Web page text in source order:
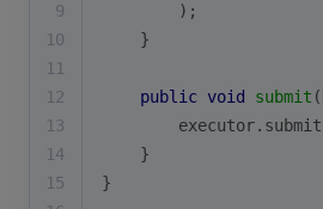
9
        );
10
    }
11
12
public void submit
13
14
    }
15
}